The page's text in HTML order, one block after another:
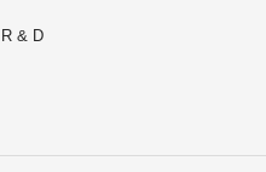
R & D